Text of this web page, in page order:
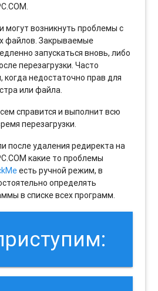
могут возникнуть проблемы с
файлов. Закрываемые
запускаться вновь, либо
перезагрузки. Часто
когда недостаточно прав для
или файла.
справится и выполнит всю
перезагрузки.
после удаления редиректа на
какие то проблемы
есть ручной режим, в
определять
в списке всех программ.